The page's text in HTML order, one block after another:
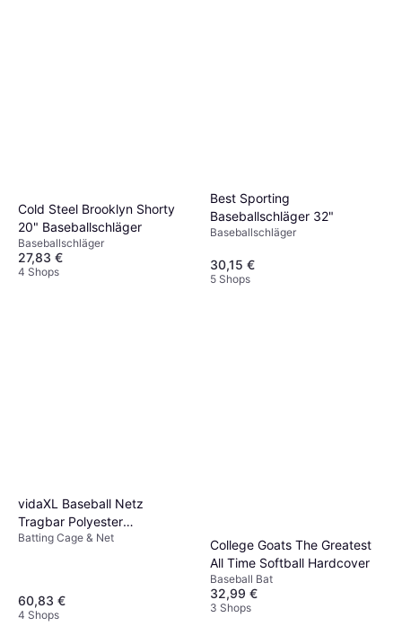
Cold Steel Brooklyn Shorty
20" Baseballschläger
Baseballschläger
27,83 €
4 Shops
Best Sporting
Baseballschläger 32"
Baseballschläger
30,15 €
5 Shops
vidaXL Baseball Netz
Tragbar Polyester
183x105x183 cm
Batting Cage & Net
60,83 €
4 Shops
College Goats The Greatest
All Time Softball Hardcover
Baseball Bat
32,99 €
3 Shops